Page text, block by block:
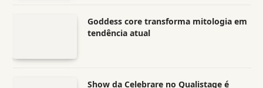
Goddess core transforma mitologia em
tendência atual
Show da Celebrare no Qualistage é